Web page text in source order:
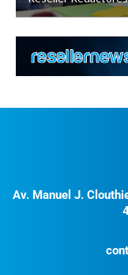
Av. Manuel J.